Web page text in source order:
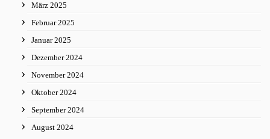
März 2025
Februar 2025
Januar 2025
Dezember 2024
November 2024
Oktober 2024
September 2024
August 2024